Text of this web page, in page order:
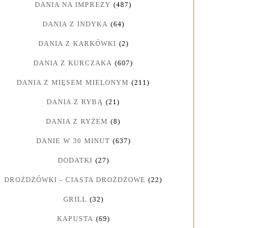
DANIA NA IMPREZY (487)
DANIA Z INDYKA (64)
DANIA Z KARKÓWKI (2)
DANIA Z KURCZAKA (607)
DANIA Z MIĘSEM MIELONYM (211)
DANIA Z RYBĄ (21)
DANIA Z RYŻEM (8)
DANIE W 30 MINUT (637)
DODATKI (27)
DROŻDŻÓWKI - CIASTA DROŻDŻOWE (22)
GRILL (32)
KAPUSTA (69)